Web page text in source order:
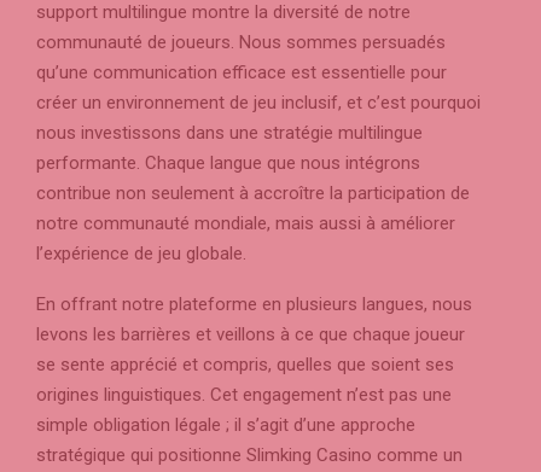
support multilingue montre la diversité de notre
communauté de joueurs. Nous sommes persuadés
qu’une communication efficace est essentielle pour
créer un environnement de jeu inclusif, et c’est pourquoi
nous investissons dans une stratégie multilingue
performante. Chaque langue que nous intégrons
contribue non seulement à accroître la participation de
notre communauté mondiale, mais aussi à améliorer
l’expérience de jeu globale.
En offrant notre plateforme en plusieurs langues, nous
levons les barrières et veillons à ce que chaque joueur
se sente apprécié et compris, quelles que soient ses
origines linguistiques. Cet engagement n’est pas une
simple obligation légale ; il s’agit d’une approche
stratégique qui positionne Slimking Casino comme un